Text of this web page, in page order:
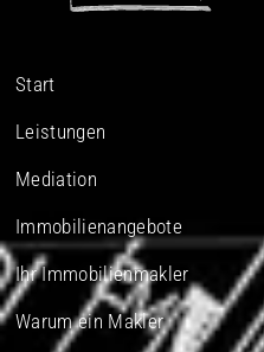
Start
Leistungen
Mediation
Immobilienangebote
Ihr Immobilienmakler
Warum ein Makler